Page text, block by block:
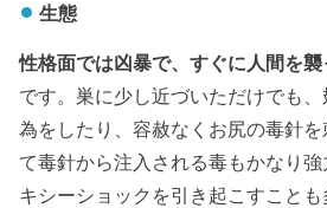
生態
性格面では凶暴で、すぐに人間を襲
です。巣に少し近づいただけでも
為をしたり、容赦なくお尻の毒針
て毒針から注入される毒もかなり
キシーショックを引き起こすこと